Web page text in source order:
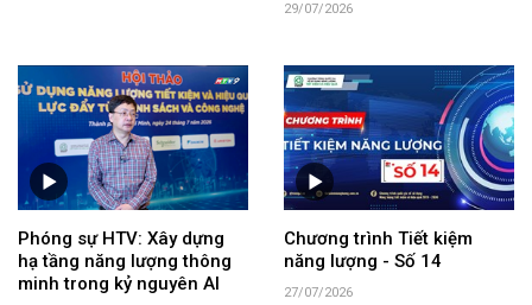
29/07/2026
Phóng sự HTV: Xây dựng
hạ tầng năng lượng thông
minh trong kỷ nguyên AI
Chương trình Tiết kiệm
năng lượng - Số 14
27/07/2026